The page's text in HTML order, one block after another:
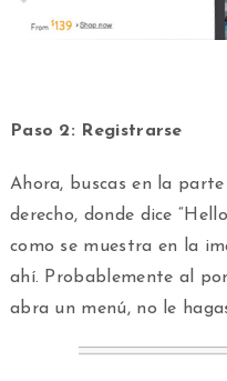
Paso 2: Registrarse
Ahora, buscas en la
derecho, donde dice
como se muestra en la
ahí. Probablemente al
abra un menú, no le